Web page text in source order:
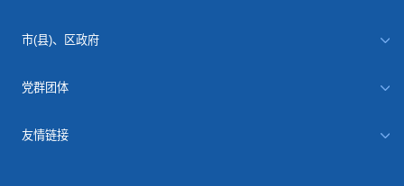
市(县)、区政府
党群团体
友情链接